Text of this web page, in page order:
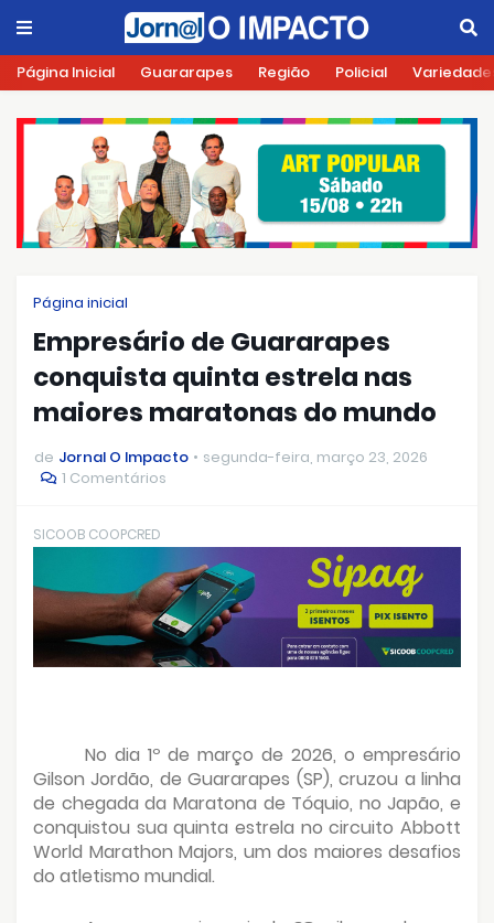
Página Inicial Guararapes Região Policial
Página inicial
Empresário de Guararapes
conquista quinta estrela nas
maiores maratonas do mundo
de Jornal O Impacto
segunda-feira, março 23, 2026
1 Comentários
SICOOB COOPCRED
No dia 1º de março de 2026, o empresário
Gilson Jordão, de Guararapes (SP), cruzou a linha
de chegada da Maratona de Tóquio, no Japão, e
conquistou sua quinta estrela no circuito Abbott
World Marathon Majors, um dos maiores desafios
do atletismo mundial.